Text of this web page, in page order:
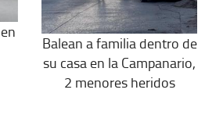
Balean a familia dentro de
su casa en la Campanario,
2 menores heridos